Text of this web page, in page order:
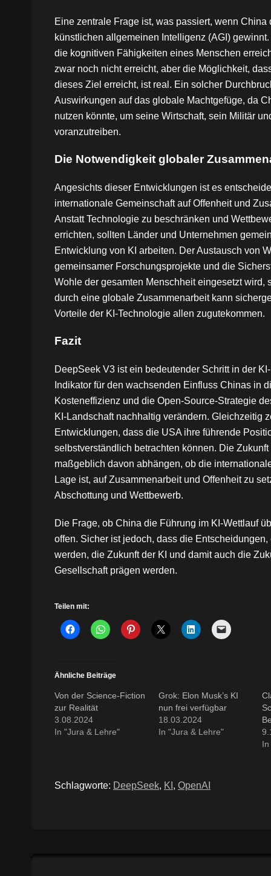
Eine zentrale Frage ist, was passiert, wenn China
künstlichen allgemeinen Intelligenz (AGI)
die kognitiven Fähigkeiten eines Menschen
zwar noch nicht erreicht, aber die Möglichkeit,
dieses Ziel erreicht, ist real. Ein solcher
Auswirkungen auf das globale Machtgefüge, da
nutzen könnte, um seine Wirtschaft, sein Militär
voranzutreiben.
Die Notwendigkeit globaler
Angesichts dieser Entwicklungen ist es
internationale Gemeinschaft auf Offenheit und
Anstatt Technologie zu beschränken und
errichten, sollten Länder und Unternehmen
Entwicklung von KI arbeiten. Der Austausch von
gemeinsamer Forschungsprojekte und die
Wohle der gesamten Menschheit eingesetzt wird,
durch eine globale Zusammenarbeit kann
Vorteile der KI-Technologie allen zugutekommen.
Fazit
DeepSeek V3 ist ein bedeutender Schritt in der
Indikator für den wachsenden Einfluss Chinas in
Kosteneffizienz und die Open-Source-Strategie
KI-Landschaft nachhaltig verändern. Gleichzeitig
Entwicklungen, dass die USA ihre führende
selbstverständlich betrachten können. Die
maßgeblich davon abhängen, ob die
Lage ist, auf Zusammenarbeit und Offenheit zu
Abschottung und Wettbewerb.
Die Frage, ob China die Führung im KI-Wettlauf
offen. Sicher ist jedoch, dass die Entscheidungen,
werden, die Zukunft der KI und damit auch die
Gesellschaft prägen werden.
Teilen mit:
Ähnliche Beiträge
Von der Science-Fiction
zur Realität
3.08.2024
In "Jura & Lehre"
Grok: Elon Musk’s KI
nun frei verfügbar
18.03.2024
In "Jura & Lehre"
Schlagworte: DeepSeek, KI, OpenAI